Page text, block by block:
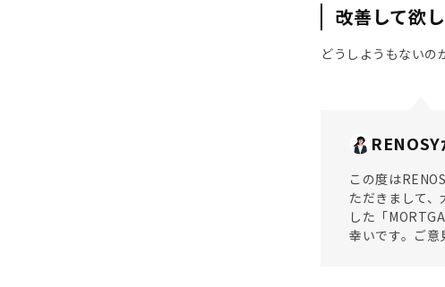
改善して欲
どうしようもない
この度は
ただきまして
した「
幸いです。ご意